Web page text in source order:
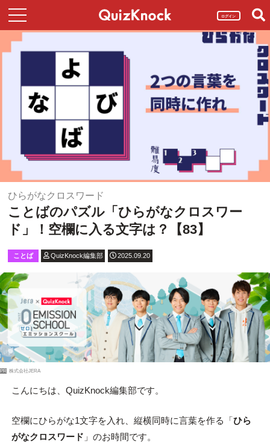
ログイン
ひらがなクロスワード
ことばのパズル「ひらがなクロスワー
ド」！空欄に入る文字は？【83】
ことば QuizKnock編集部 2025.09.20
PR 株式会社JERA
こんにちは、QuizKnock編集部です。
空欄にひらがな1文字を入れ、縦横同時に言葉を作る「ひら
がなクロスワード 」のお時間です。